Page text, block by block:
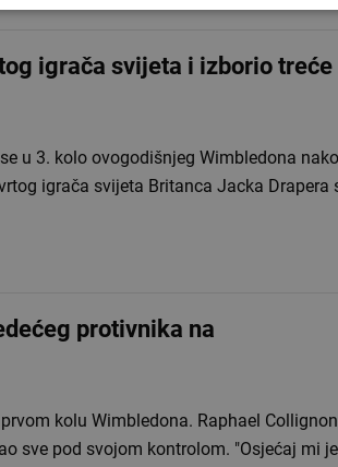
igrača svijeta i izborio treće
u 3. kolo ovogodišnjeg Wimbledona
igrača svijeta Britanca Jacka Drapera
protivnika na
kolu Wimbledona. Raphael Collignon
sve pod svojom kontrolom. "Osjećaj mi je